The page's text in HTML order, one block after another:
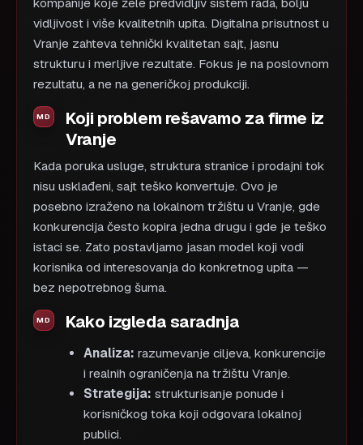
kompanije koje žele predvidljiv sistem rada, bolju
vidljivost i više kvalitetnih upita. Digitalna prisutnost u
Vranje zahteva tehnički kvalitetan sajt, jasnu
strukturu i merljive rezultate. Fokus je na poslovnom
rezultatu, a ne na generičkoj produkciji.
Koji problem rešavamo za firme iz
Vranje
Kada poruka usluge, struktura stranice i prodajni tok
nisu usklađeni, sajt teško konvertuje. Ovo je
posebno izraženo na lokalnom tržištu u Vranje, gde
konkurencija često kopira jedna drugu i gde je teško
istaci se. Zato postavljamo jasan model koji vodi
korisnika od interesovanja do konkretnog upita —
bez nepotrebnog šuma.
Kako izgleda saradnja
Analiza: razumevanje ciljeva, konkurencije
i realnih ograničenja na tržištu Vranje.
Strategija: strukturisanje ponude i
korisničkog toka koji odgovara lokalnoj
publici.